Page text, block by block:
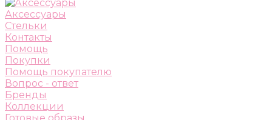
Аксессуары
Стельки
Контакты
Помощь
Покупки
Помощь покупателю
Вопрос - ответ
Бренды
Коллекции